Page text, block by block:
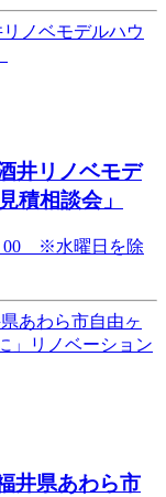
井リノベモデ
積相談会」
00 ※水曜日を除
井県あわら市